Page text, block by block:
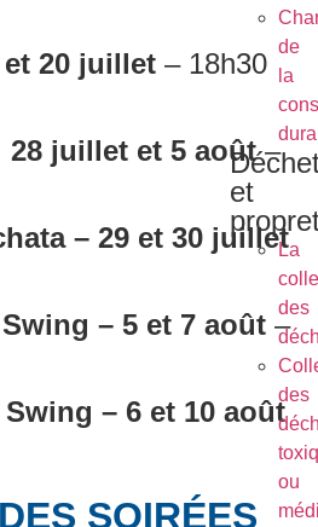
de
la
et
La
des
des
ou
et 20 juillet – 18h30
juillet et 5 août–
– 29 et 30 juillet
– 5 et 7 août –
– 6 et 10 août
SOIRÉES